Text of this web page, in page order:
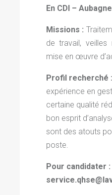
En CDI – Aubagne
Missions :
de travail, veilles
mise en œuvre
Profil recherché :
expérience en
certaine qualité
bon esprit
sont des atouts
poste.
Pour candidater :